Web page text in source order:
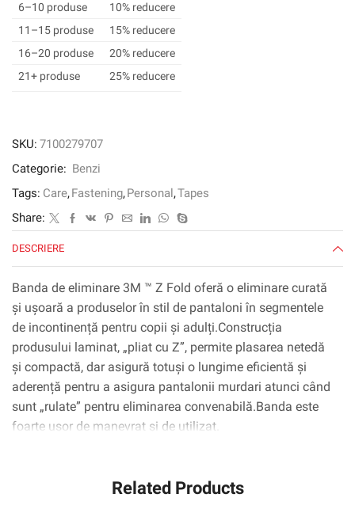
Z
de
pliere
CZL08677,
350
mâna
stângă,
restricționat
6–10 produse
10% reducere
11–15 produse
15% reducere
16–20 produse
20% reducere
21+ produse
25% reducere
SKU: 7100279707
Categorie: Benzi
Tags: Care,Fastening,Personal,Tapes
Share:
DESCRIERE
Banda de eliminare 3M ™ Z Fold oferă o eliminare curată
și ușoară a produselor în stil de pantaloni în segmentele
de incontinență pentru copii și adulți.Construcția
produsului laminat, „pliat cu Z”, permite plasarea netedă
și compactă, dar asigură totuși o lungime eficientă și
aderență pentru a asigura pantalonii murdari atunci când
sunt „rulate” pentru eliminarea convenabilă.Banda este
foarte ușor de manevrat și de utilizat.
Related Products